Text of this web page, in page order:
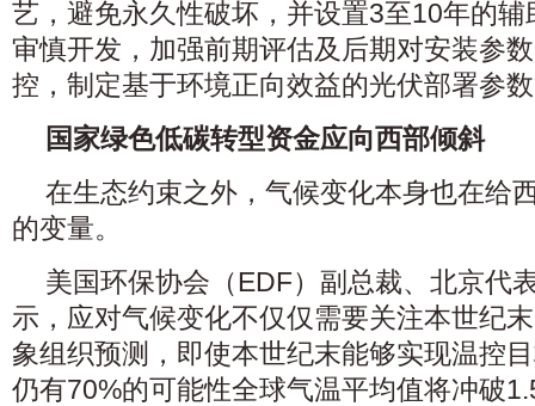
艺，避免永久性破坏，并设置3至10年的
审慎开发，加强前期评估及后期对安装参
控，制定基于环境正向效益的光伏部署参
国家绿色低碳转型资金应向西部倾斜
在生态约束之外，气候变化本身也在给
的变量。
美国环保协会（EDF）副总裁、北京代
示，应对气候变化不仅仅需要关注本世纪
象组织预测，即使本世纪末能够实现温控
仍有70%的可能性全球气温平均值将冲破